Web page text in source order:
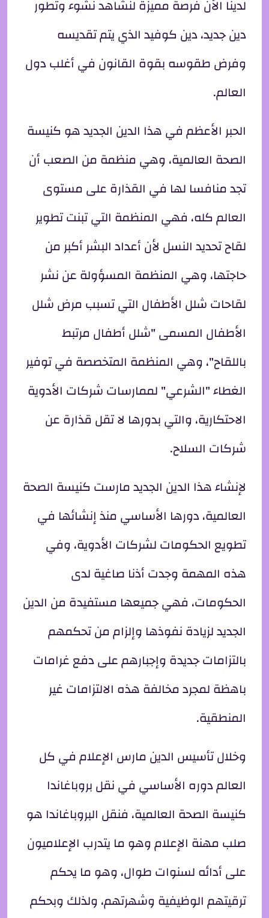
لدينا الآن فرصة مميزة لنشاهد نشوء وتطور
دين جديد، دين كوفيد الذي يتم تقديسه
وفرض طقوسه بقوة القانون في أغلب دول
العالم.
الحبر الأعظم في هذا الدين الجديد هو كنيسة
الصحة العالمية، وهي منظمة من الصعب أن
تجد منافسا لها في القذارة على مستوى
العالم كله، فهي المنظمة التي تبنت تطوير
لقاح تحديد النسل لأن أعداد البشر أكبر من
حاجتها، وهي المنظمة المسؤولة عن نشر
لقاحات شلل الأطفال التي تسبب مرض شلل
الأطفال المسمى "شلل أطفال مرتبط
باللقاح"، وهي المنظمة المتخصصة في توفير
الغطاء "الشرعي" لممارسات شركات الأدوية
الاحتكارية، والتي بدورها لا تقل قذارة عن
شركات السلاح.
لإنشاء هذا الدين الجديد مارست كنيسة الصحة
العالمية، دورها الأساسي منذ إنشائها في
تطويع الحكومات لشركات الأدوية، وفي
هذه المهمة وجدت أذنا صاغية لدى
الحكومات، فهي جميعها مستفيدة من الدين
الجديد لزيادة نفوذها وإلزام من تحكمهم
بالتزامات جديدة وإجبارهم على دفع غرامات
باهظة لمجرد مخالفة هذه الالتزامات غير
المنطقية.
وخلال تأسيس الدين مارس الإعلام في كل
العالم دوره الأساسي في نقل بروباغاندا
كنيسة الصحة العالمية، فنقل البروباغاندا هو
صلب مهنة الإعلام وهو ما يتدرب الإعلاميون
على أدائه لسنوات طوال، وهو ما يحكم
ترقيتهم الوظيفية وشهرتهم، ولذلك وبحكم